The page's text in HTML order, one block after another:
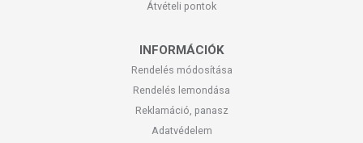
Átvételi pontok
INFORMÁCIÓK
Rendelés módosítása
Rendelés lemondása
Reklamáció, panasz
Adatvédelem